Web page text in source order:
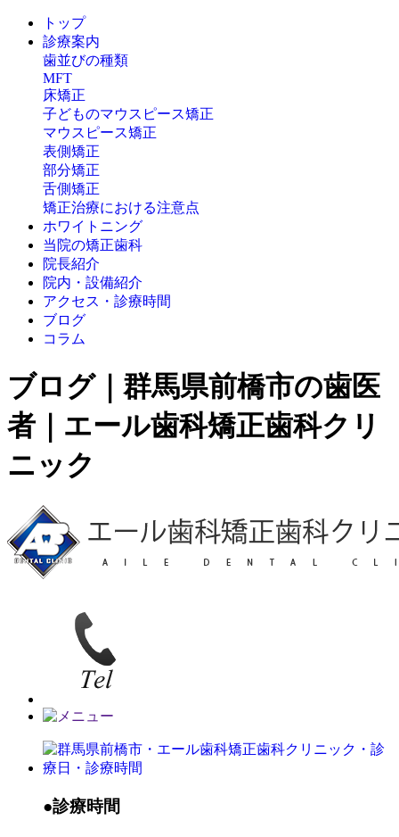
トップ
診療案内
歯並びの種類
MFT
床矯正
子どものマウスピース矯正
マウスピース矯正
表側矯正
部分矯正
舌側矯正
矯正治療における注意点
ホワイトニング
当院の矯正歯科
院長紹介
院内・設備紹介
アクセス・診療時間
ブログ
コラム
ブログ｜群馬県前橋市の歯医
者｜エール歯科矯正歯科クリ
ニック
●診療時間